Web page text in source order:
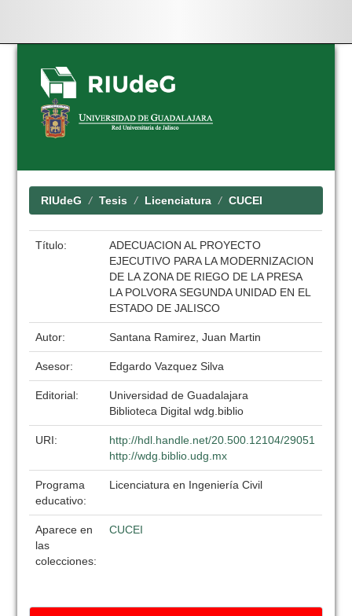
Skip
navigation
RIUdeG Tesis Licenciatura CUCEI
Título:
ADECUACION AL PROYECTO
EJECUTIVO PARA LA MODERNIZACION
DE LA ZONA DE RIEGO DE LA PRESA
LA POLVORA SEGUNDA UNIDAD EN EL
ESTADO DE JALISCO
Autor: Santana Ramirez, Juan Martin
Asesor: Edgardo Vazquez Silva
Editorial:
Universidad de Guadalajara
Biblioteca Digital wdg.biblio
URI:
http://hdl.handle.net/20.500.12104/29051
http://wdg.biblio.udg.mx
Programa
educativo:
Licenciatura en Ingeniería Civil
Aparece en
las
colecciones:
CUCEI